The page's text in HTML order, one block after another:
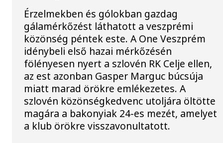
Érzelmekben és gólokban gazdag
gálamérkőzést láthatott a veszprémi
közönség péntek este. A One Veszprém
idénybeli első hazai mérkőzésén
fölényesen nyert a szlovén RK Celje ellen,
az est azonban Gasper Marguc búcsúja
miatt marad örökre emlékezetes. A
szlovén közönségkedvenc utoljára öltötte
magára a bakonyiak 24-es mezét, amelyet
a klub örökre visszavonultatott.